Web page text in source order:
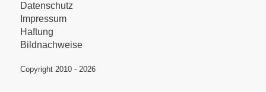
Datenschutz
Impressum
Haftung
Bildnachweise
Copyright 2010 - 2026